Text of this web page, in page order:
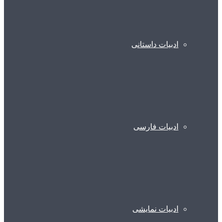
ادبیات داستانی
ادبیات فارسی
ادبیات نمایشی